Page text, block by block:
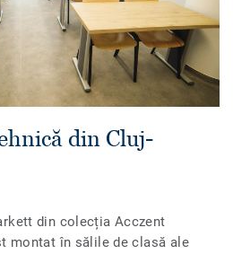
din Cluj-
din colecția Acczent
montat în sălile de clasă ale